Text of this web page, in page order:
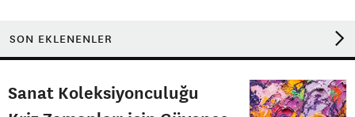
SON EKLENENLER
Sanat Koleksiyonculuğu